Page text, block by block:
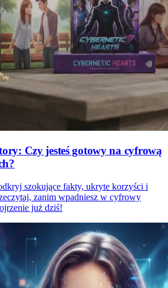
Czy jesteś gotowy na cyfrową
szokujące fakty, ukryte korzyści i
zanim wpadniesz w cyfrowy
już dziś!